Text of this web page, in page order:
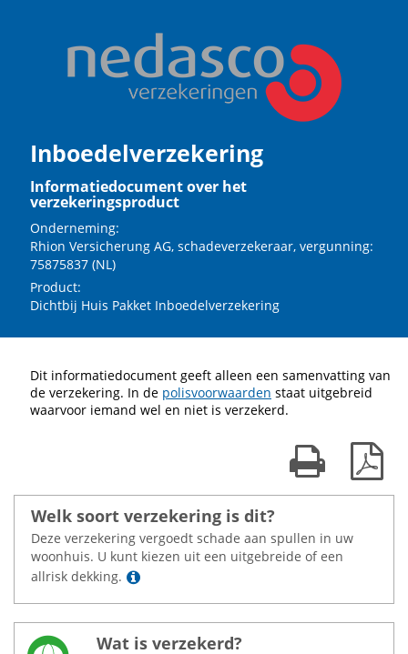
Inboedelverzekering
Informatiedocument over het
verzekeringsproduct
Onderneming:
Rhion Versicherung AG, schadeverzekeraar, vergunning:
75875837 (NL)
Product:
Dichtbij Huis Pakket Inboedelverzekering
Dit informatiedocument geeft alleen een samenvatting van
de verzekering. In de polisvoorwaarden staat uitgebreid
waarvoor iemand wel en niet is verzekerd.
Print kaart
Welk soort verzekering is dit?
Deze verzekering vergoedt schade aan spullen in uw
woonhuis. U kunt kiezen uit een uitgebreide of een
allrisk dekking.
Lees meer
Wat is verzekerd?